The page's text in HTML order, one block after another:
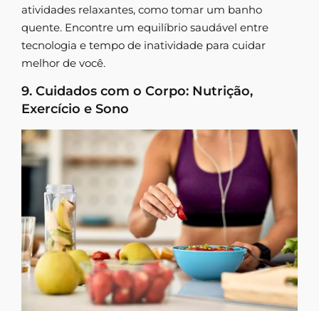
atividades relaxantes, como tomar um banho
quente. Encontre um equilíbrio saudável entre
tecnologia e tempo de inatividade para cuidar
melhor de você.
9. Cuidados com o Corpo: Nutrição,
Exercício e Sono